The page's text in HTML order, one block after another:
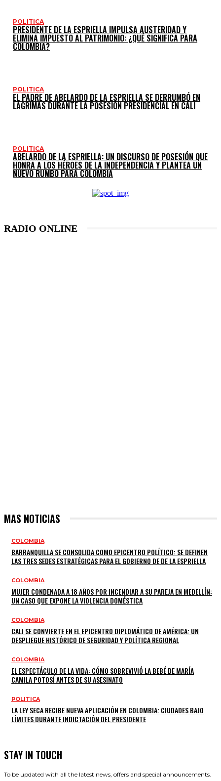
POLITICA
PRESIDENTE DE LA ESPRIELLA IMPULSA AUSTERIDAD Y
ELIMINA IMPUESTO AL PATRIMONIO: ¿QUÉ SIGNIFICA PARA
COLOMBIA?
POLITICA
EL PADRE DE ABELARDO DE LA ESPRIELLA SE DERRUMBÓ EN
LÁGRIMAS DURANTE LA POSESIÓN PRESIDENCIAL EN CALI
POLITICA
ABELARDO DE LA ESPRIELLA: UN DISCURSO DE POSESIÓN QUE
HONRA A LOS HÉROES DE LA INDEPENDENCIA Y PLANTEA UN
NUEVO RUMBO PARA COLOMBIA
RADIO ONLINE
MAS NOTICIAS
COLOMBIA
BARRANQUILLA SE CONSOLIDA COMO EPICENTRO POLÍTICO: SE DEFINEN
LAS TRES SEDES ESTRATÉGICAS PARA EL GOBIERNO DE DE LA ESPRIELLA
COLOMBIA
MUJER CONDENADA A 18 AÑOS POR INCENDIAR A SU PAREJA EN MEDELLÍN:
UN CASO QUE EXPONE LA VIOLENCIA DOMÉSTICA
COLOMBIA
CALI SE CONVIERTE EN EL EPICENTRO DIPLOMÁTICO DE AMÉRICA: UN
DESPLIEGUE HISTÓRICO DE SEGURIDAD Y POLÍTICA REGIONAL
COLOMBIA
EL ESPECTÁCULO DE LA VIDA: CÓMO SOBREVIVIÓ LA BEBÉ DE MARÍA
CAMILA POTOSÍ ANTES DE SU ASESINATO
POLITICA
LA LEY SECA RECIBE NUEVA APLICACIÓN EN COLOMBIA: CIUDADES BAJO
LÍMITES DURANTE INDICTACIÓN DEL PRESIDENTE
STAY IN TOUCH
To be updated with all the latest news, offers and special announcements.